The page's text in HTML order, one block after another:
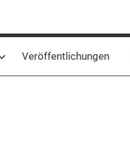
Veröffentlichungen